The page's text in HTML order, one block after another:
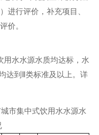
进行评价，补充项目、
价。
水水源水质均达标，水
达到Ⅱ类标准及以上。详
集中式饮用水水源水